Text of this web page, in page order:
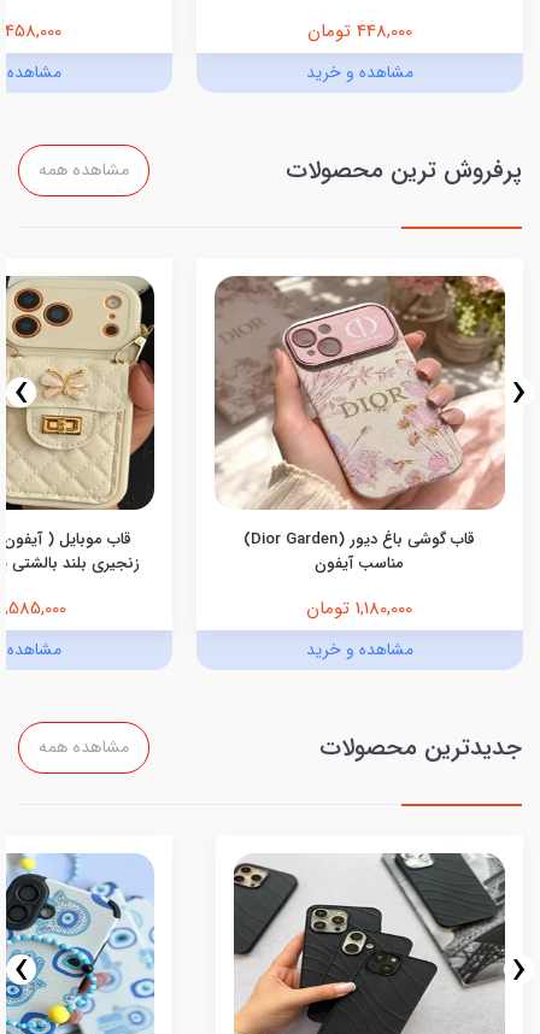
448,000 تومان
مشاهده و خرید
458,000 تومان
مشاهده
پرفروش ترین محصولات مشاهده همه
قاب گوشی باغ دیور (Dior Garden)
مناسب آیفون
1,180,000 تومان
مشاهده و خرید
قاب موبایل (
زنجیری بلند بالشتی
1,585,000 تومان
مشاهده
‹
›
جدیدترین محصولات مشاهده همه
‹
›